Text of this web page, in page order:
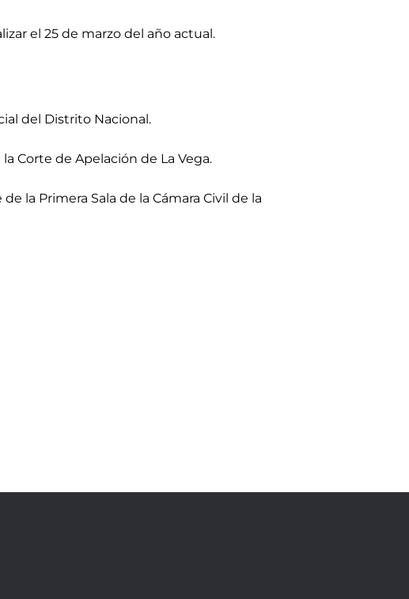
el 25 de marzo del año actual.
del Distrito Nacional.
Corte de Apelación de La Vega.
la Primera Sala de la Cámara Civil de la